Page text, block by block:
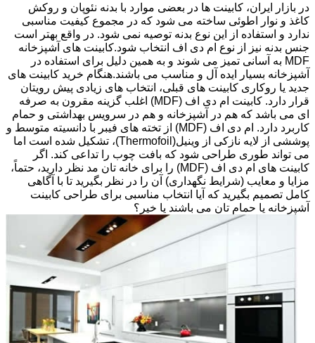
در بازار ایران، کابینت ها در بعضی موارد با بدنه نئوپان و روکش
کاغذ و نوار اطوئی ساخته می شود که در مجموع کیفیت مناسبی
ندارد و استفاده از این نوع بدنه توصیه نمی شود. در واقع بهتر است
جنس بدنه نیز از نوع ام دی اف انتخاب شود.کابینت های آشپزخانه
MDF به آسانی تمیز می شوند و به همین دلیل برای استفاده در
آشپزخانه بسیار ایده آل و مناسب می باشند.هنگام خرید کابینت های
جدید یا روکاری کابینت های قبلی، انتخاب های زیادی پیش رویتان
قرار دارد. کابینت ام دی اف (MDF) اغلب گزینه مقرون به صرفه
ای می باشد که هم در آشپزخانه و هم در سرویس بهداشتی و حمام
کاربرد دارد. ام دی اف (MDF) از تخته های فیبر با دانسیته متوسط و
پوششی از لایه نازکی از وینیل(Thermofoil)، تشکیل شده است اما
می تواند طوری طراحی شود که بافت چوب را تداعی کند. اگر
کابینت های ام دی اف (MDF) را برای خانه تان مد نظر دارید، حتماً،
مزایا و معایب (شرایط نگهداری) آن را در نظر بگیرید تا با آگاهی
کامل تصمیم بگیرید که آیا انتخاب مناسبی برای طراحی کابینت
آشپزخانه یا حمام تان می باشند یا خیر؟